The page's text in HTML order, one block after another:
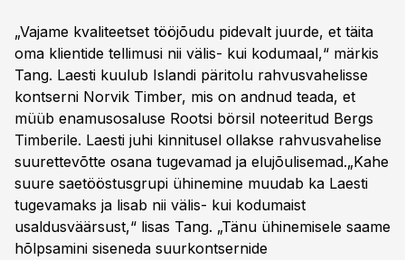
„Vajame kvaliteetset tööjõudu pidevalt juurde, et täita
oma klientide tellimusi nii välis- kui kodumaal,“ märkis
Tang. Laesti kuulub Islandi päritolu rahvusvahelisse
kontserni Norvik Timber, mis on andnud teada, et
müüb enamusosaluse Rootsi börsil noteeritud Bergs
Timberile. Laesti juhi kinnitusel ollakse rahvusvahelise
suurettevõtte osana tugevamad ja elujõulisemad.„Kahe
suure saetööstusgrupi ühinemine muudab ka Laesti
tugevamaks ja lisab nii välis- kui kodumaist
usaldusväärsust,“ lisas Tang. „Tänu ühinemisele saame
hõlpsamini siseneda suurkontsernide